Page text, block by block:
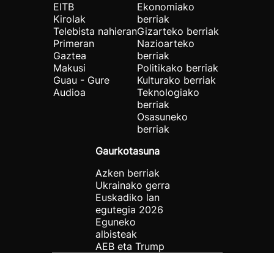
EITB
Kirolak
Telebista nahieran
Primeran
Gaztea
Makusi
Guau - Gure
Audioa
Ekonomiako
berriak
Gizarteko berriak
Nazioarteko
berriak
Politikako berriak
Kulturako berriak
Teknologiako
berriak
Osasuneko
berriak
Gaurkotasuna
Azken berriak
Ukrainako gerra
Euskadiko lan
egutegia 2026
Eguneko
albisteak
AEB eta Trump